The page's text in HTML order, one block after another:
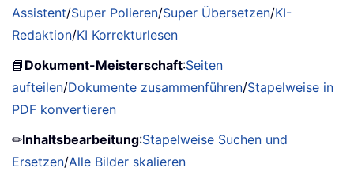
Assistent/Super Polieren/Super Übersetzen/KI-
Redaktion/KI Korrekturlesen
📘 Dokument-Meisterschaft:Seiten
aufteilen/Dokumente zusammenführen/Stapelweise in
PDF konvertieren
✏Inhaltsbearbeitung:Stapelweise Suchen und
Ersetzen/Alle Bilder skalieren